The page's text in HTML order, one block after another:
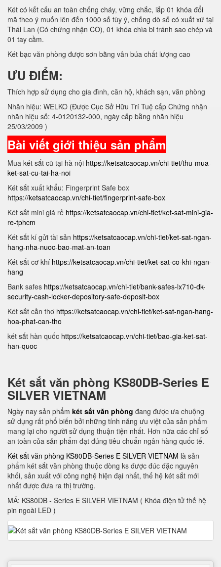
Két có kết cấu an toàn chống cháy, vững chắc, lắp 01 khóa đổi
mã theo ý muốn lên đến 1000 số tùy ý, chống dò số có xuất xứ tại
Thái Lan (Có chứng nhận CO), 01 khóa chìa bi tránh sao chép và
01 tay cầm.
Két bạc văn phòng được sơn bằng vân búa chất lượng cao
ƯU ĐIỂM:
Thích hợp sử dụng cho gia đình, căn hộ, khách sạn, văn phòng
Nhãn hiệu: WELKO (Được Cục Sở Hữu Trí Tuệ cấp Chứng nhận
nhãn hiệu số: 4-0120132-000, ngày cấp bằng nhãn hiệu
25/03/2009 )
Bài viết giới thiệu sản phẩm
Mua két sắt cũ tại hà nội https://ketsatcaocap.vn/chi-tiet/thu-mua-
ket-sat-cu-tai-ha-noi
Két sắt xuất khẩu: Fingerprint Safe box
https://ketsatcaocap.vn/chi-tiet/fingerprint-safe-box
Két sắt mini giá rẻ https://ketsatcaocap.vn/chi-tiet/ket-sat-mini-gia-
re-tphcm
Két sắt kí gửi tài sản https://ketsatcaocap.vn/chi-tiet/ket-sat-ngan-
hang-nha-nuoc-bao-mat-an-toan
Két sắt cơ khí https://ketsatcaocap.vn/chi-tiet/ket-sat-co-khi-ngan-
hang
Bank safes https://ketsatcaocap.vn/chi-tiet/bank-safes-lx710-dk-
security-cash-locker-depository-safe-deposit-box
Két sắt cần thơ https://ketsatcaocap.vn/chi-tiet/ket-sat-ngan-hang-
hoa-phat-can-tho
két sắt hàn quốc https://ketsatcaocap.vn/chi-tiet/bao-gia-ket-sat-
han-quoc
Két sắt văn phòng KS80DB-Series E
SILVER VIETNAM
Ngày nay sản phẩm két sắt văn phòng đang được ưa chuộng
sử dụng rất phổ biến bởi những tính năng ưu việt của sản phẩm
mang lại cho người sử dụng thuận tiện nhất. Hơn nữa các chỉ số
an toàn của sản phẩm đạt đúng tiêu chuẩn ngân hàng quốc tế.
Két sắt văn phòng KS80DB-Series E SILVER VIETNAM là sản
phẩm két sắt văn phòng thuộc dòng ks được đúc đặc nguyên
khối, sản xuất với công nghệ hiện đại nhất, thế hệ két sắt mới
nhất được đưa ra thị trường.
MÃ: KS80DB - Series E SILVER VIETNAM ( Khóa điện tử thế hệ
pin ngoài LED )